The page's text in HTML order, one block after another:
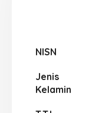
NISN
Jenis
Kelamin